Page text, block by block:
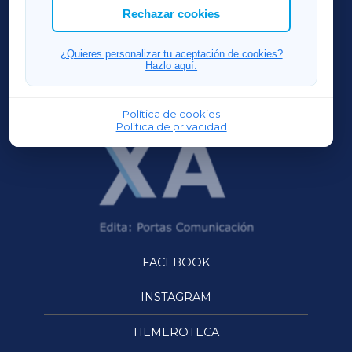
Rechazar cookies
¿Quieres personalizar tu aceptación de cookies?
Hazlo aquí.
Política de cookies
Política de privacidad
ACORUÑAXA
FERROLXA
OURENSEXA
FACEBOOK
INSTAGRAM
HEMEROTECA